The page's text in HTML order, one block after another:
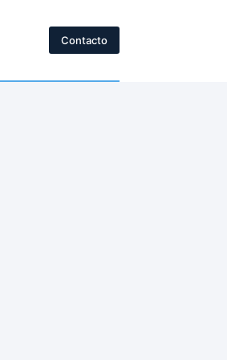
Contacto